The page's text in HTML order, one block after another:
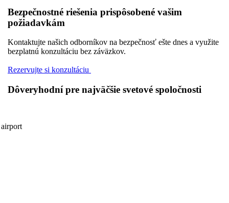
Bezpečnostné riešenia prispôsobené vašim
požiadavkám
Kontaktujte našich odborníkov na bezpečnosť ešte dnes a využite
bezplatnú konzultáciu bez záväzkov.
Rezervujte si konzultáciu
Dôveryhodní pre najväčšie svetové spoločnosti